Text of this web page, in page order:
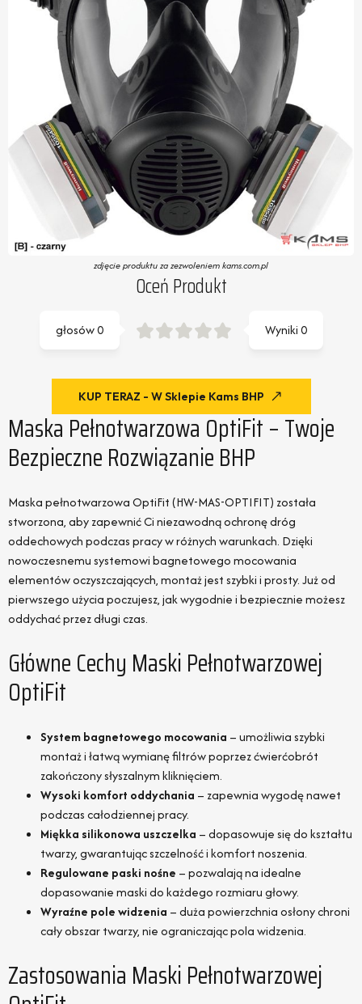
zdjęcie produktu za zezwoleniem kams.com.pl
Oceń Produkt
Wyniki0
głosów0
KUP TERAZ - W Sklepie Kams BHP
Maska Pełnotwarzowa OptiFit – Twoje
Bezpieczne Rozwiązanie BHP
Maska pełnotwarzowa OptiFit (HW-MAS-OPTIFIT) została
stworzona, aby zapewnić Ci niezawodną ochronę dróg
oddechowych podczas pracy w różnych warunkach. Dzięki
nowoczesnemu systemowi bagnetowego mocowania
elementów oczyszczających, montaż jest szybki i prosty. Już od
pierwszego użycia poczujesz, jak wygodnie i bezpiecznie możesz
oddychać przez długi czas.
Główne Cechy Maski Pełnotwarzowej
OptiFit
System bagnetowego mocowania – umożliwia szybki
montaż i łatwą wymianę filtrów poprzez ćwierćobrót
zakończony słyszalnym kliknięciem.
Wysoki komfort oddychania – zapewnia wygodę nawet
podczas całodziennej pracy.
Miękka silikonowa uszczelka – dopasowuje się do kształtu
twarzy, gwarantując szczelność i komfort noszenia.
Regulowane paski nośne – pozwalają na idealne
dopasowanie maski do każdego rozmiaru głowy.
Wyraźne pole widzenia – duża powierzchnia osłony chroni
cały obszar twarzy, nie ograniczając pola widzenia.
Zastosowania Maski Pełnotwarzowej